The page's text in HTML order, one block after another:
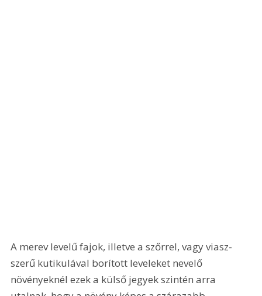
A merev levelű fajok, illetve a szőrrel, vagy viasz-
szerű kutikulával borított leveleket nevelő
növényeknél ezek a külső jegyek szintén arra